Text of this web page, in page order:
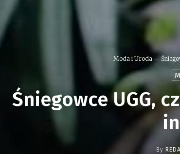
Moda i Uroda
Śniegowce UGG,
By